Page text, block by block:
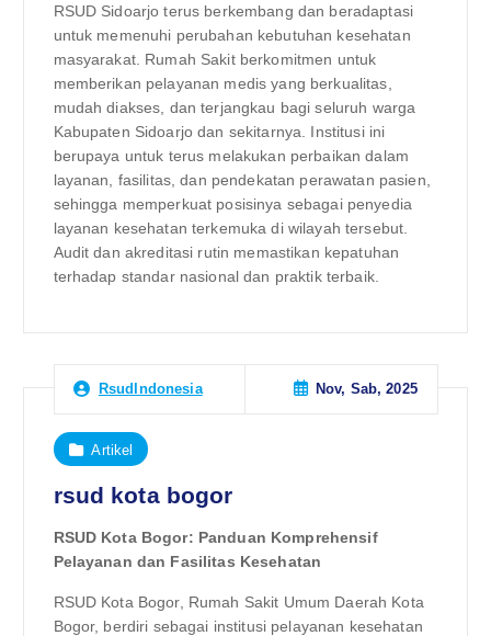
RSUD Sidoarjo terus berkembang dan beradaptasi
untuk memenuhi perubahan kebutuhan kesehatan
masyarakat. Rumah Sakit berkomitmen untuk
memberikan pelayanan medis yang berkualitas,
mudah diakses, dan terjangkau bagi seluruh warga
Kabupaten Sidoarjo dan sekitarnya. Institusi ini
berupaya untuk terus melakukan perbaikan dalam
layanan, fasilitas, dan pendekatan perawatan pasien,
sehingga memperkuat posisinya sebagai penyedia
layanan kesehatan terkemuka di wilayah tersebut.
Audit dan akreditasi rutin memastikan kepatuhan
terhadap standar nasional dan praktik terbaik.
RsudIndonesia Nov, Sab, 2025
Artikel
rsud kota bogor
RSUD Kota Bogor: Panduan Komprehensif
Pelayanan dan Fasilitas Kesehatan
RSUD Kota Bogor, Rumah Sakit Umum Daerah Kota
Bogor, berdiri sebagai institusi pelayanan kesehatan